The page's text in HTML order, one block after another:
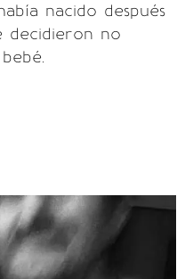
nacido después
decidieron no